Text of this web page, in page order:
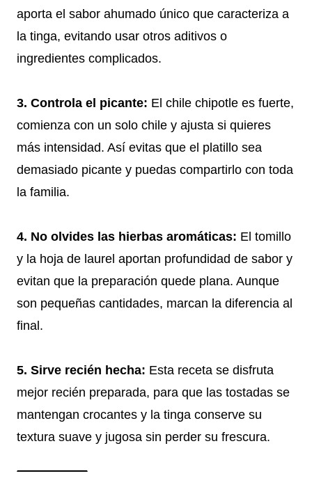
aporta el sabor ahumado único que caracteriza a
la tinga, evitando usar otros aditivos o
ingredientes complicados.
3. Controla el picante: El chile chipotle es fuerte,
comienza con un solo chile y ajusta si quieres
más intensidad. Así evitas que el platillo sea
demasiado picante y puedas compartirlo con toda
la familia.
4. No olvides las hierbas aromáticas: El tomillo
y la hoja de laurel aportan profundidad de sabor y
evitan que la preparación quede plana. Aunque
son pequeñas cantidades, marcan la diferencia al
final.
5. Sirve recién hecha: Esta receta se disfruta
mejor recién preparada, para que las tostadas se
mantengan crocantes y la tinga conserve su
textura suave y jugosa sin perder su frescura.